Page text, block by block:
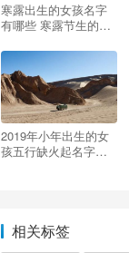
寒露出生的女孩名字
有哪些 寒露节生的女
2019年小年出生的女
孩五行缺火起名字大
相关标签